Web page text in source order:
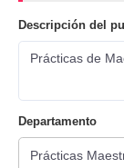
Descripción del
Prácticas de
Departamento